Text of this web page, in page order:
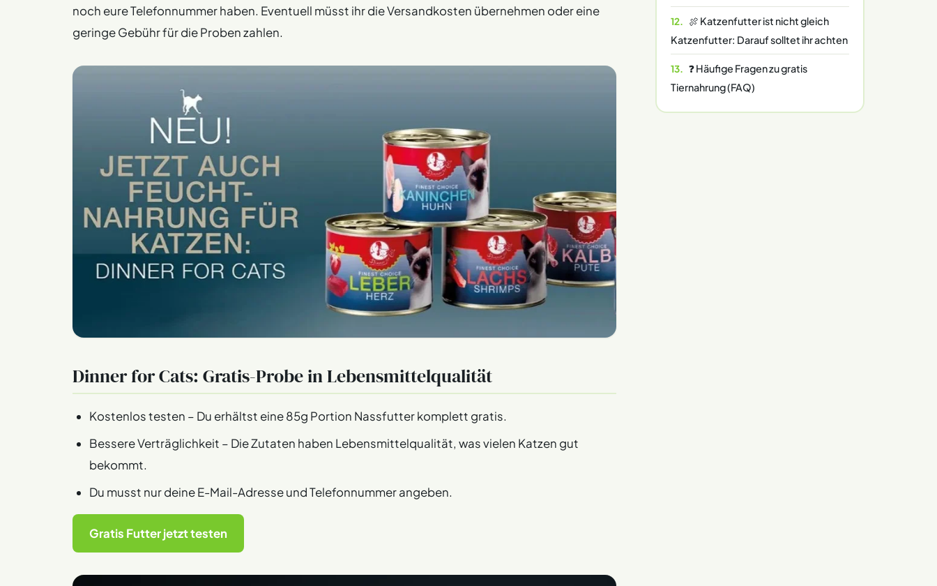
noch eure Telefonnummer haben. Eventuell müsst ihr die Versandkosten übernehmen oder eine
geringe Gebühr für die Proben zahlen.
Dinner for Cats: Gratis-Probe in Lebensmittelqualität
Kostenlos testen – Du erhältst eine 85g Portion Nassfutter komplett gratis.
Bessere Verträglichkeit – Die Zutaten haben Lebensmittelqualität, was vielen Katzen gut
bekommt.
Du musst nur deine E-Mail-Adresse und Telefonnummer angeben.
Gratis Futter jetzt testen
🍖 Katzenfutter ist nicht gleich
Katzenfutter: Darauf solltet ihr achten
❓ Häufige Fragen zu gratis
Tiernahrung (FAQ)